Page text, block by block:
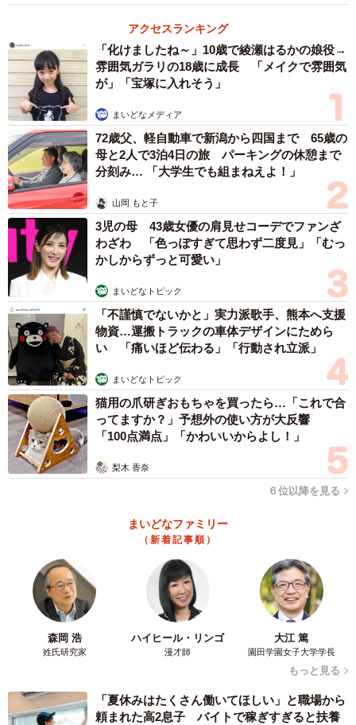
アクセスランキング
「化けましたね～」10歳で綾瀬はるかの娘役→
雰囲気ガラリの18歳に成長 「メイクで雰囲気
が」「宝塚に入れそう」
まいどなメディア
72歳父、軽自動車で新潟から四国まで 65歳の
母と2人で3泊4日の旅 パーキングの休憩まで
分刻み… 「大学生でも組まねえよ！」
山岡 もと子
3児の母 43歳女優の肩見せコーデでファンざ
わざわ 「色っぽすぎて思わず二度見」「むっ
かしからずっと可愛い」
まいどなトピック
「不謹慎でないかと」実力派歌手、熊本へ支援
物資…運搬トラックの車体デザインにためら
い 「痛いほど伝わる」「行動され立派」
まいどなトピック
猫用の爪研ぎおもちゃを買ったら…「これで合
ってますか？」予想外の使い方が大反響
「100点満点」「かわいいからよし！」
梨木 香奈
６位以降を見る
まいどなファミリー
（新着記事順）
森岡 浩
姓氏研究家
ハイヒール・リンゴ
漫才師
大江 篤
園田学園女子大学学長
もっと見る
「夏休みはたくさん働いてほしい」と職場から
頼まれた高2息子 バイトで稼ぎすぎると扶養